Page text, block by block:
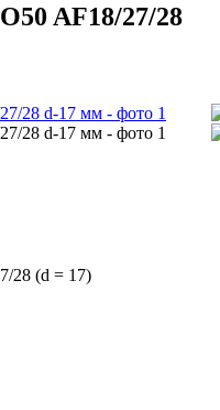
AF18/27/28
28 (d = 17)